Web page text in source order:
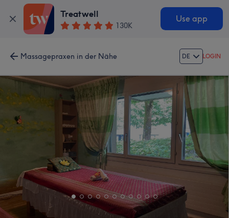
Treatwell
130K
Use app
Massagepraxen in der Nähe DE LOGIN